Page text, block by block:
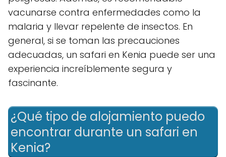
vacunarse contra enfermedades como la
malaria y llevar repelente de insectos. En
general, si se toman las precauciones
adecuadas, un safari en Kenia puede ser una
experiencia increíblemente segura y
fascinante.
¿Qué tipo de alojamiento puedo
encontrar durante un safari en
Kenia?